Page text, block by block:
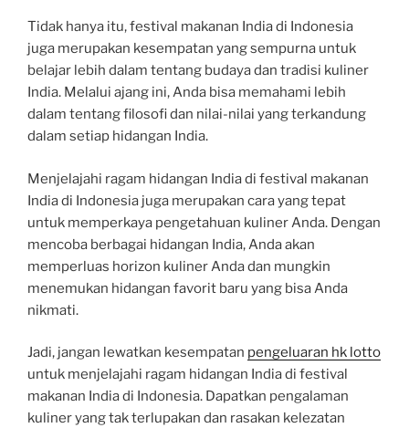
Tidak hanya itu, festival makanan India di Indonesia
juga merupakan kesempatan yang sempurna untuk
belajar lebih dalam tentang budaya dan tradisi kuliner
India. Melalui ajang ini, Anda bisa memahami lebih
dalam tentang filosofi dan nilai-nilai yang terkandung
dalam setiap hidangan India.
Menjelajahi ragam hidangan India di festival makanan
India di Indonesia juga merupakan cara yang tepat
untuk memperkaya pengetahuan kuliner Anda. Dengan
mencoba berbagai hidangan India, Anda akan
memperluas horizon kuliner Anda dan mungkin
menemukan hidangan favorit baru yang bisa Anda
nikmati.
Jadi, jangan lewatkan kesempatan pengeluaran hk lotto
untuk menjelajahi ragam hidangan India di festival
makanan India di Indonesia. Dapatkan pengalaman
kuliner yang tak terlupakan dan rasakan kelezatan